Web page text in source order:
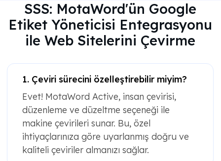
SSS: MotaWord'ün Google
Etiket Yöneticisi Entegrasyonu
ile Web Sitelerini Çevirme
1. Çeviri sürecini özelleştirebilir miyim?
Evet! MotaWord Active, insan çevirisi,
düzenleme ve düzeltme seçeneği ile
makine çevirileri sunar. Bu, özel
ihtiyaçlarınıza göre uyarlanmış doğru ve
kaliteli çeviriler almanızı sağlar.